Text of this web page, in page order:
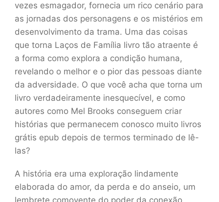
vezes esmagador, fornecia um rico cenário para
as jornadas dos personagens e os mistérios em
desenvolvimento da trama. Uma das coisas
que torna Laços de Família livro tão atraente é
a forma como explora a condição humana,
revelando o melhor e o pior das pessoas diante
da adversidade. O que você acha que torna um
livro verdadeiramente inesquecível, e como
autores como Mel Brooks conseguem criar
histórias que permanecem conosco muito livros
grátis epub depois de termos terminado de lê-
las?
A história era uma exploração lindamente
elaborada do amor, da perda e do anseio, um
lembrete comovente do poder da conexão